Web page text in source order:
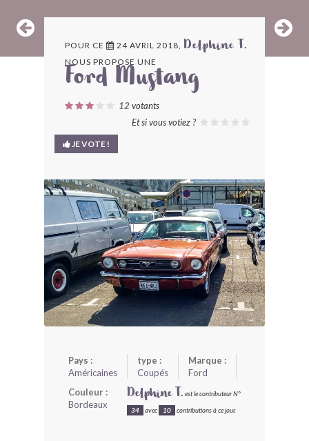
ARCHIVES
LES CONTRIBUTEURS
LE BLOG
BONJOURLAVIEILLE ?
MODÈLES ET MARQUES
COMMENT FONCTIONNE BLV ?
POUR CE 24 AVRIL 2018, Delphine T.
NOUS PROPOSE UNE
Ford Mustang
12votants
Et si vous votiez ?
JE VOTE !
Pays :
Américaines
type :
Coupés
Marque :
Ford
Couleur :
Bordeaux
Delphine T. est le contributeur N°
34 avec 10 contributions à ce jour.